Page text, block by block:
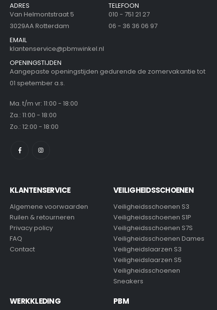
ADRES
Van Helmontstraat 5
3029AA Rotterdam
TELEFOON
010 - 751 21 27
06 - 36 36 06 97
EMAIL
klantenservice@pbmwinkel.nl
OPENINGSTIJDEN
Aangepaste openingstijden gedurende de zomervakantie tot
01 spetember a.s.
Ma. t/m vr: 11:00 - 18:00
Za.: 11:00 - 18:00
Zo.: 12:00 - 18:00
KLANTENSERVICE
Algemene voorwaarden
Ruilen & retourneren
Privacy policy
FAQ
Contact
VEILIGHEIDSSCHOENEN
Veiligheidsschoenen S3
Veiligheidsschoenen S1P
Veiligheidsschoenen S7S
Veiligheidsschoenen Dames
Veiligheidslaarzen S3
Veiligheidslaarzen S5
Veiligheidsschoenen
Sneakers
WERKKLEDING PBM